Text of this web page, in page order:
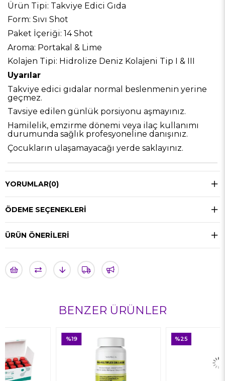
Ürün Tipi: Takviye Edici Gıda
Form: Sıvı Shot
Paket İçeriği: 14 Shot
Aroma: Portakal & Lime
Kolajen Tipi: Hidrolize Deniz Kolajeni Tip I & III
Uyarılar
Takviye edici gıdalar normal beslenmenin yerine
geçmez.
Tavsiye edilen günlük porsiyonu aşmayınız.
Hamilelik, emzirme dönemi veya ilaç kullanımı
durumunda sağlık profesyoneline danışınız.
Çocukların ulaşamayacağı yerde saklayınız.
YORUMLAR(0)
ÖDEME SEÇENEKLERI
ÜRÜN ÖNERILERI
BENZER ÜRÜNLER
%19